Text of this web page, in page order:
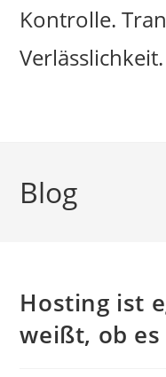
Zum
Inhalt
springen
Kontrolle.
Blog
Hosting ist
weißt, ob